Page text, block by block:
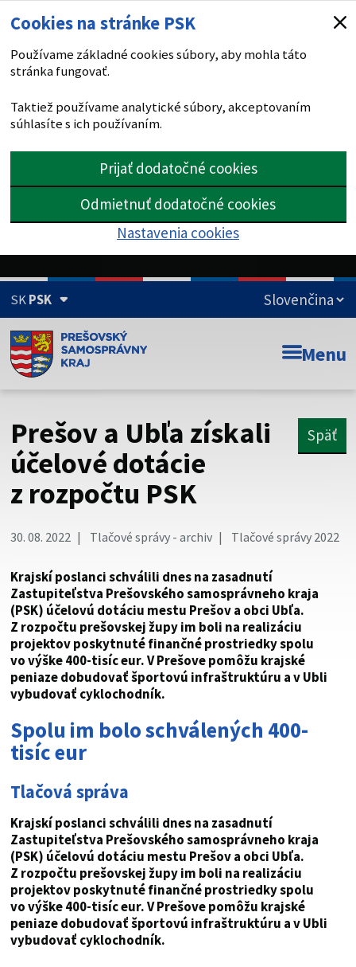
Cookies na stránke PSK
Používame základné cookies súbory, aby mohla táto
stránka fungovať.
Taktiež používame analytické súbory, akceptovaním
súhlasíte s ich používaním.
Prijať dodatočné cookies
Odmietnuť dodatočné cookies
Nastavenia cookies
SKPSK
Doména psk.sk je oficiálna
Toto je oficiálna webová stránka Prešovského
Táto stránka je zabezpečená
Buďte pozorní a vždy sa uistite, že zdieľate informácie iba
cez zabezpečenú webovú stránku. Zabezpečená stránka
Menu
Prešov a Ubľa získali
účelové dotácie
z rozpočtu PSK
Späť
30. 08. 2022 Tlačové správy - archiv Tlačové správy 2022
Krajskí poslanci schválili dnes na zasadnutí
Zastupiteľstva Prešovského samosprávneho kraja
(PSK) účelovú dotáciu mestu Prešov a obci Ubľa.
Z rozpočtu prešovskej župy im boli na realizáciu
projektov poskytnuté finančné prostriedky spolu
vo výške 400-tisíc eur. V Prešove pomôžu krajské
peniaze dobudovať športovú infraštruktúru a v Ubli
vybudovať cyklochodník.
Spolu im bolo schválených 400-
tisíc eur
Tlačová správa
Krajskí poslanci schválili dnes na zasadnutí
Zastupiteľstva Prešovského samosprávneho kraja
(PSK) účelovú dotáciu mestu Prešov a obci Ubľa.
Z rozpočtu prešovskej župy im boli na realizáciu
projektov poskytnuté finančné prostriedky spolu
vo výške 400-tisíc eur. V Prešove pomôžu krajské
peniaze dobudovať športovú infraštruktúru a v Ubli
vybudovať cyklochodník.